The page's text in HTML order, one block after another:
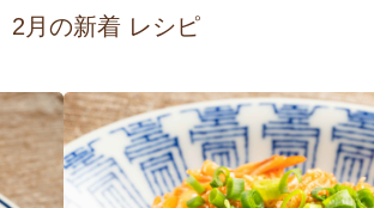
2月の新着 レシピ